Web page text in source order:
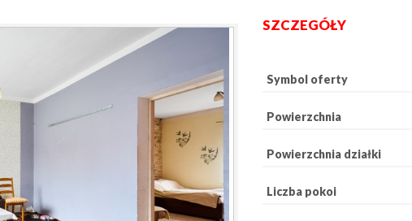
SZCZEGÓŁY
Symbol oferty
Powierzchnia
Powierzchnia działki
Liczba pokoi